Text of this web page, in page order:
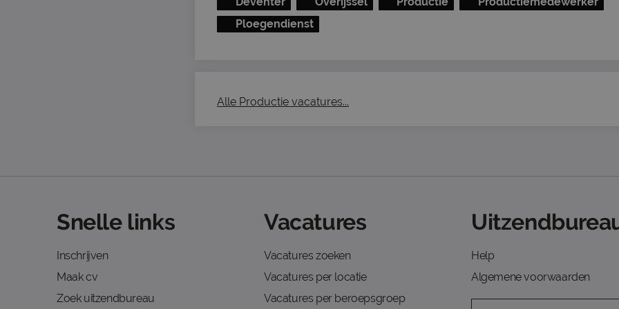
Ploegendienst
Alle Productie vacatures...
Snelle links
Inschrijven
Maak cv
Zoek uitzendbureau
Vacatures
Vacatures zoeken
Vacatures per locatie
Vacatures per beroepsgroep
Help
Algemene voorwaarden